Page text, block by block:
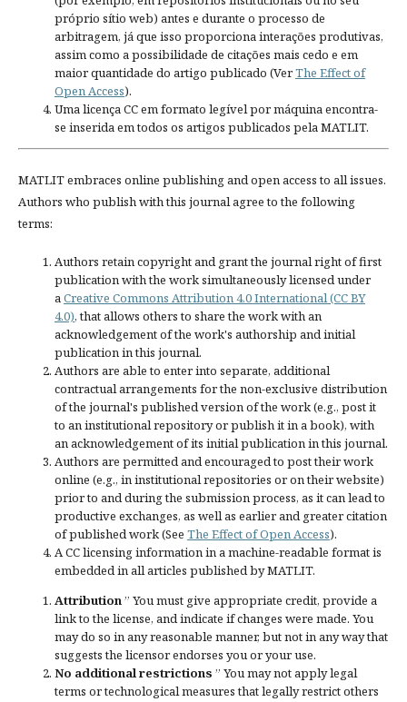
próprio sítio web) antes e durante o processo de
arbitragem, já que isso proporciona interações produtivas,
assim como a possibilidade de citações mais cedo e em
maior quantidade do artigo publicado (VerThe Effect of
Open Access).
Uma licença CC em formato legível por máquina encontra-
se inserida em todos os artigos publicados pela MATLIT.
MATLIT embraces online publishing and open access to all issues.
Authors who publish with this journal agree to the following
terms:
Authors retain copyright and grant the journal right of first
publication with the work simultaneously licensed under
a Creative Commons Attribution 4.0 International (CC BY
4.0), that allows others to share the work with an
acknowledgement of the work's authorship and initial
publication in this journal.
Authors are able to enter into separate, additional
contractual arrangements for the non-exclusive distribution
of the journal's published version of the work (e.g., post it
to an institutional repository or publish it in a book), with
an acknowledgement of its initial publication in this journal.
Authors are permitted and encouraged to post their work
online (e.g., in institutional repositories or on their website)
prior to and during the submission process, as it can lead to
productive exchanges, as well as earlier and greater citation
of published work (See The Effect of Open Access).
A CC licensing information in a machine-readable format is
embedded in all articles published by MATLIT.
Attribution ” You must give appropriate credit, provide a
link to the license, and indicate if changes were made. You
may do so in any reasonable manner, but not in any way that
suggests the licensor endorses you or your use.
No additional restrictions ” You may not apply legal
terms ortechnological measuresthat legally restrict others